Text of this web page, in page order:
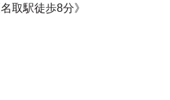
取駅徒歩8分》